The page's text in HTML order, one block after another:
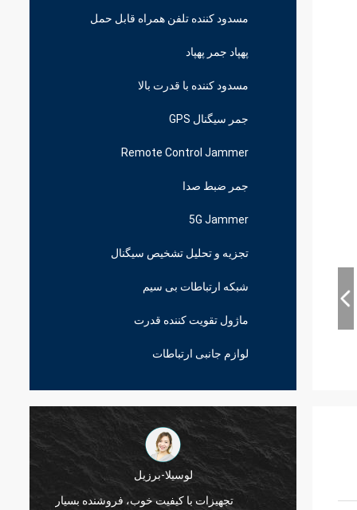
مسدود کننده تلفن همراه قابل حمل
پهپاد جمر پهپاد
مسدود کننده با قدرت بالا
جمر سیگنال GPS
Remote Control Jammer
جمر ضبط صدا
5G Jammer
تجزیه و تحلیل تشخیص سیگنال
شبکه ارتباطات بی سیم
ماژول تقویت کننده قدرت
لوازم جانبی ارتباطات
لوسیلا-برزیل
تجهیزات با کیفیت خوب،